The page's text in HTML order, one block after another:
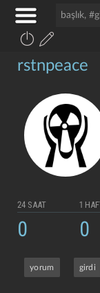
rstnpeace
24 SAAT
0
1
0
yorum girdi